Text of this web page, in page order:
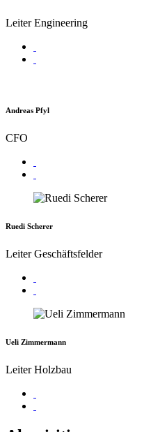
Leiter Engineering
Andreas Pfyl
CFO
Ruedi Scherer
Leiter Geschäftsfelder
Ueli Zimmermann
Leiter Holzbau